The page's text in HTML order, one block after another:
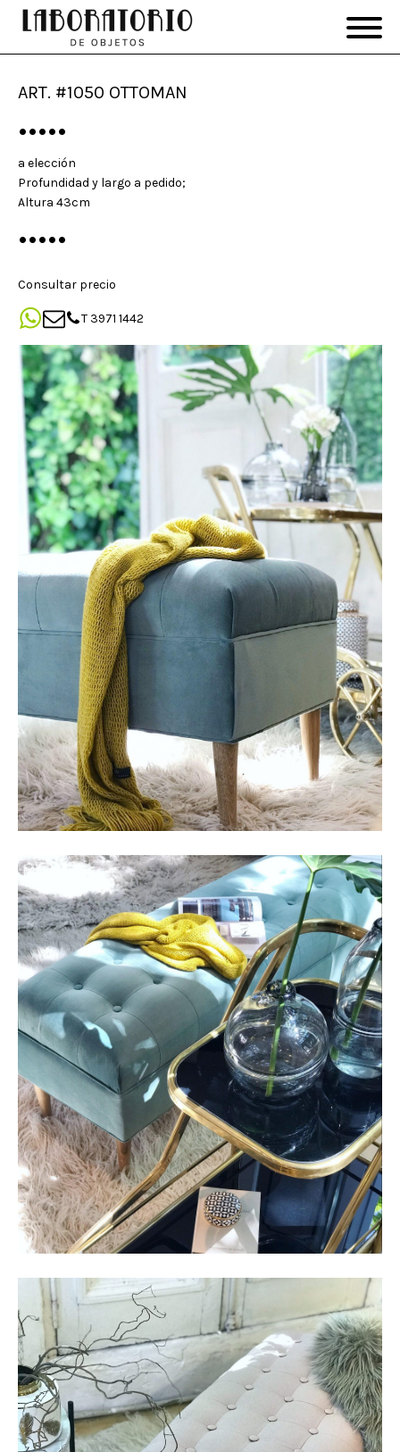
ART. #1050 OTTOMAN
•••••
a elección
Profundidad y largo a pedido;
Altura 43cm
•••••
Consultar precio
T 3971 1442